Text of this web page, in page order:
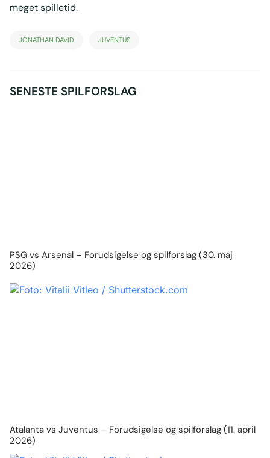
meget spilletid.
JONATHAN DAVID JUVENTUS
SENESTE SPILFORSLAG
PSG vs Arsenal – Forudsigelse og spilforslag (30. maj
2026)
Atalanta vs Juventus – Forudsigelse og spilforslag (11. april
2026)